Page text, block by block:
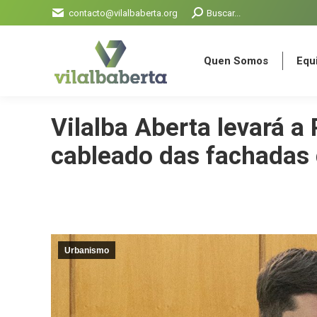
contacto@vilalbaberta.org Search:Buscar...
Quen Somos
Vilalba Aberta levará a
cableado das
Urbanismo
Quen Somos